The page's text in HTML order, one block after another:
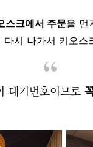
스크에서 주문을 먼
시 나가서 키오스
대기번호이므로